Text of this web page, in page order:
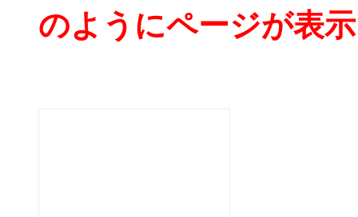
のようにページが表